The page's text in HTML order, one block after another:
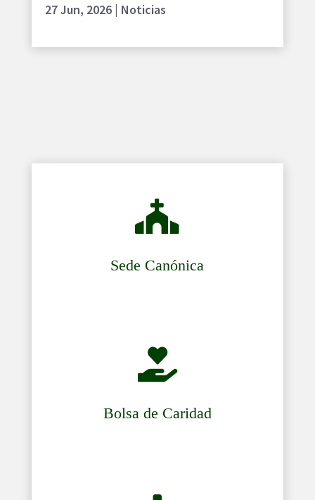
27 Jun, 2026| Noticias

Sede Canónica

Bolsa de Caridad